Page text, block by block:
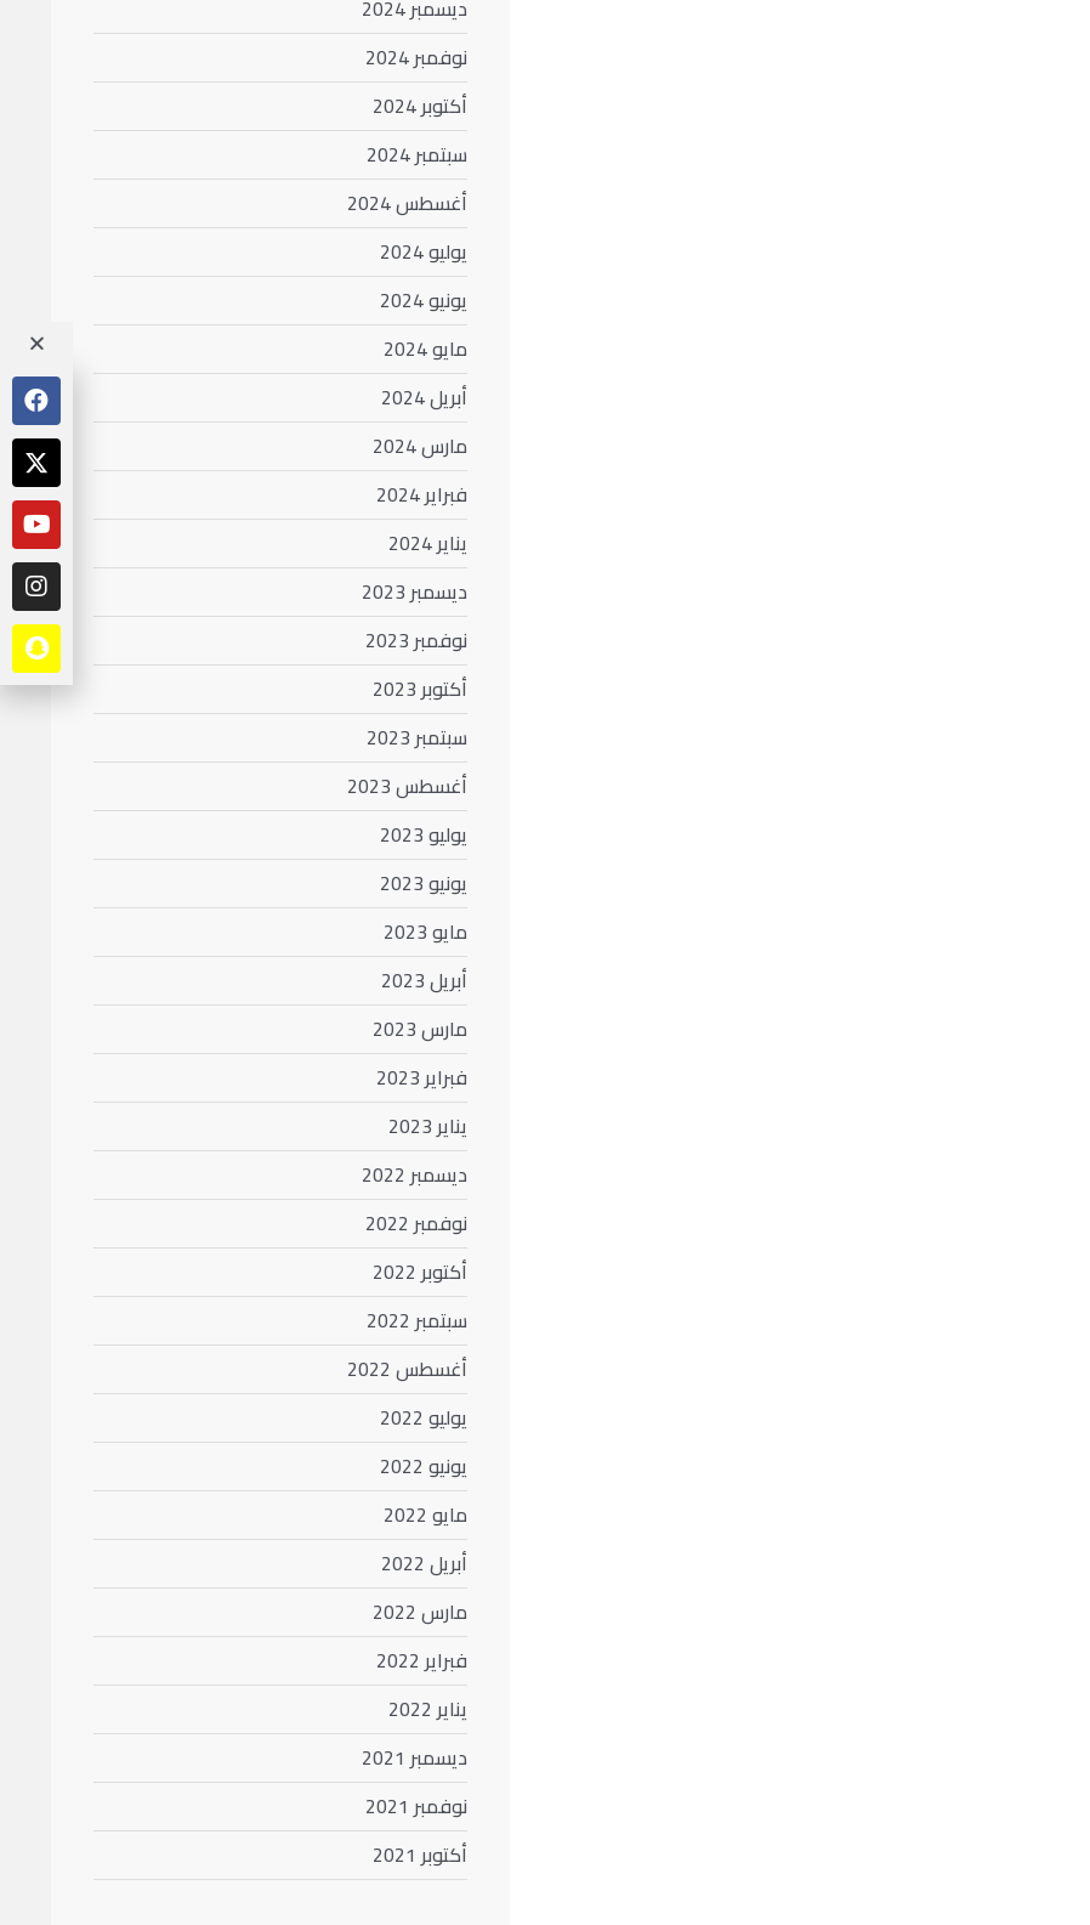
ديسمبر 2024
نوفمبر 2024
أكتوبر 2024
سبتمبر 2024
أغسطس 2024
يوليو 2024
يونيو 2024
مايو 2024
أبريل 2024
مارس 2024
فبراير 2024
يناير 2024
ديسمبر 2023
نوفمبر 2023
أكتوبر 2023
سبتمبر 2023
أغسطس 2023
يوليو 2023
يونيو 2023
مايو 2023
أبريل 2023
مارس 2023
فبراير 2023
يناير 2023
ديسمبر 2022
نوفمبر 2022
أكتوبر 2022
سبتمبر 2022
أغسطس 2022
يوليو 2022
يونيو 2022
مايو 2022
أبريل 2022
مارس 2022
فبراير 2022
يناير 2022
ديسمبر 2021
نوفمبر 2021
أكتوبر 2021